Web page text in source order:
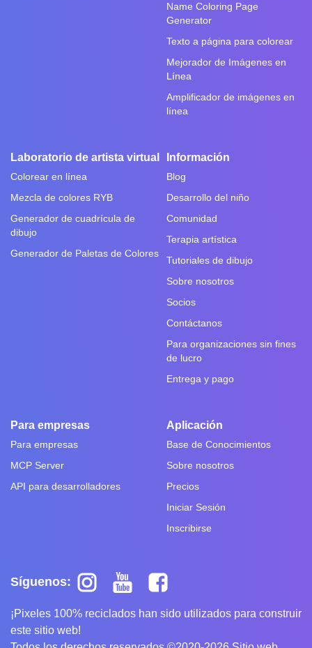
Name Coloring Page
Generator
Texto a página para colorear
Mejorador de Imágenes en
Línea
Amplificador de imágenes en
línea
Laboratorio de artista virtual
Colorear en línea
Mezcla de colores RYB
Generador de cuadrícula de
dibujo
Generador de Paletas de Colores
Información
Blog
Desarrollo del niño
Comunidad
Terapia artística
Tutoriales de dibujo
Sobre nosotros
Socios
Contáctanos
Para organizaciones sin fines
de lucro
Entrega y pago
Para empresas
Para empresas
MCP Server
API para desarrolladores
Aplicación
Base de Conocimientos
Sobre nosotros
Precios
Iniciar Sesión
Inscribirse
Síguenos:
¡Pixeles 100% reciclados han sido utilizados para construir
este sitio web!